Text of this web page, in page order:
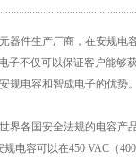
器件生产厂商，在安规电
子不仅可以保证客户能够
规电容和智成电子的优势。
界各国安全法规的电容产
规电容可以在450 VAC（